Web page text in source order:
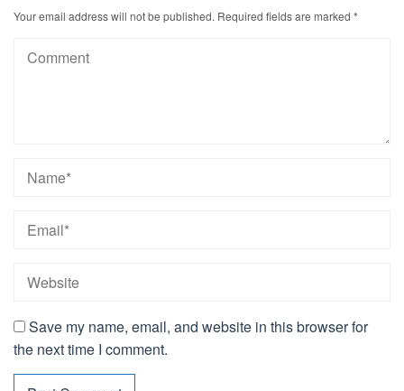
Your email address will not be published. Required fields are marked *
Save my name, email, and website in this browser for
the next time I comment.